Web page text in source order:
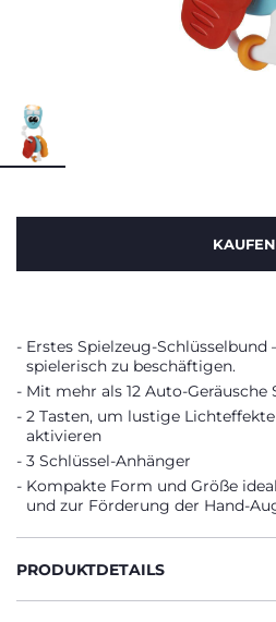
KAUFEN
Erstes Spielzeug-Schlüsselbund
spielerisch zu beschäftigen.
Mit mehr als 12 Auto-
2 Tasten, um lustige
aktivieren
3 Schlüssel-Anhänger
Kompakte Form und Größe
und zur Förderung der Hand-
PRODUKTDETAILS